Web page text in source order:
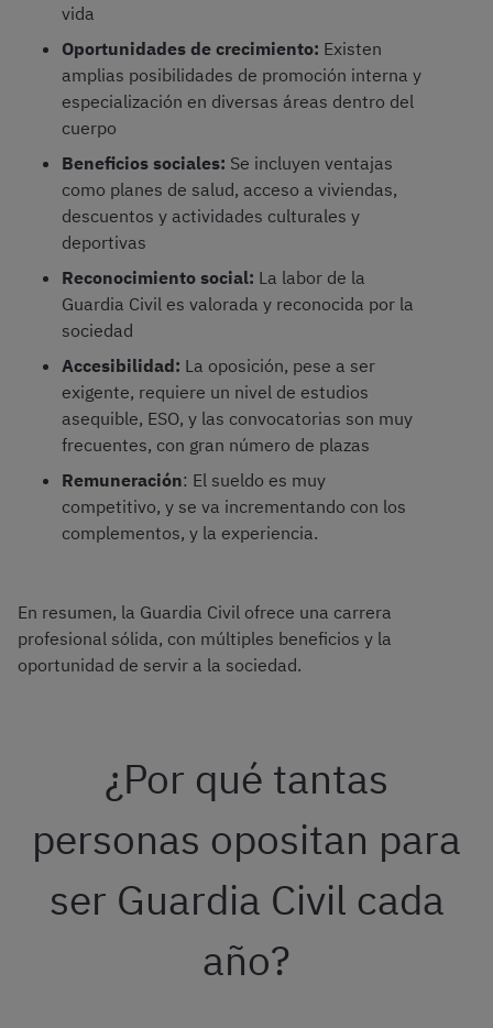
vida
Oportunidades de crecimiento: Existen
amplias posibilidades de promoción interna y
especialización en diversas áreas dentro del
cuerpo
Beneficios sociales: Se incluyen ventajas
como planes de salud, acceso a viviendas,
descuentos y actividades culturales y
deportivas
Reconocimiento social: La labor de la
Guardia Civil es valorada y reconocida por la
sociedad
Accesibilidad: La oposición, pese a ser
exigente, requiere un nivel de estudios
asequible, ESO, y las convocatorias son muy
frecuentes, con gran número de plazas
Remuneración: El sueldo es muy
competitivo, y se va incrementando con los
complementos, y la experiencia.
En resumen, la Guardia Civil ofrece una carrera
profesional sólida, con múltiples beneficios y la
oportunidad de servir a la sociedad.
¿Por qué tantas
personas opositan para
ser Guardia Civil cada
año?